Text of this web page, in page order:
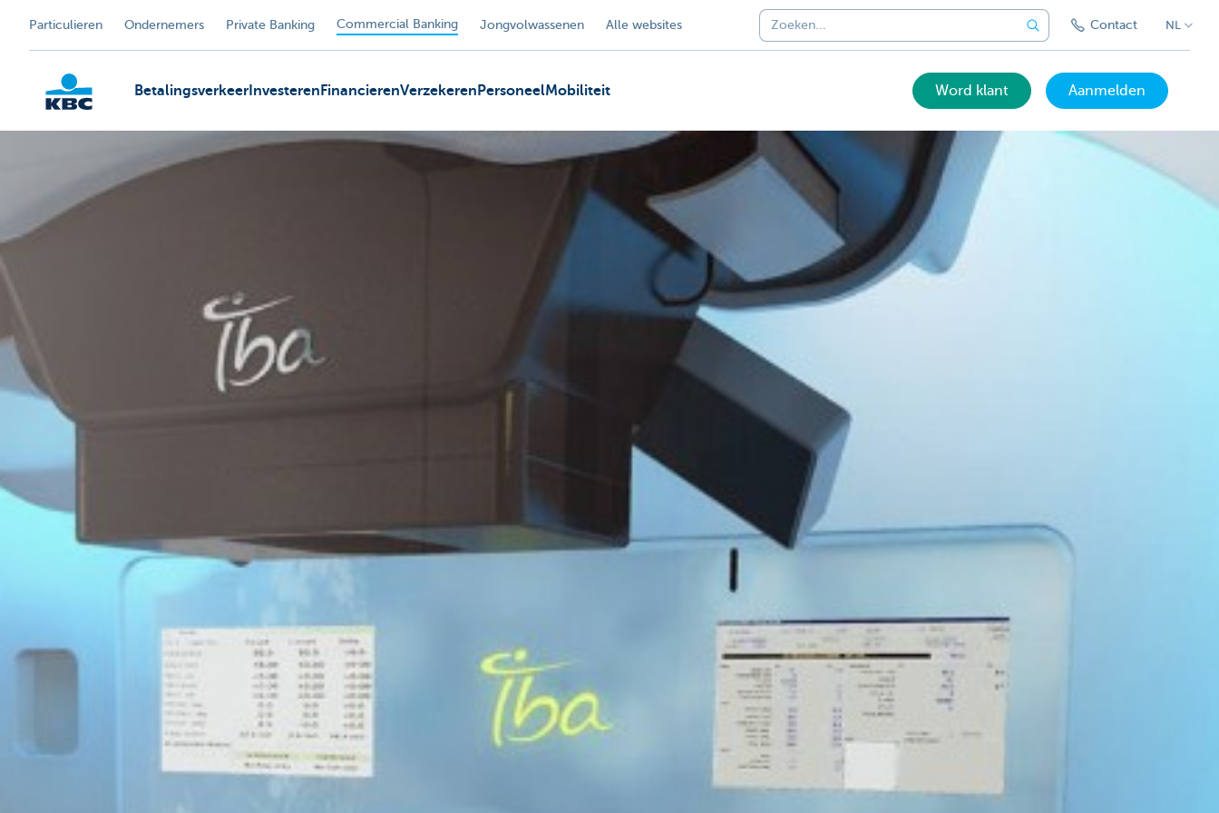
Particulieren Ondernemers Private Banking Commercial Banking Jongvolwassenen Alle websites Contact NL
Betalingsverkeer Investeren FinancierenVerzekeren PersoneelMobiliteit Word klant Aanmelden